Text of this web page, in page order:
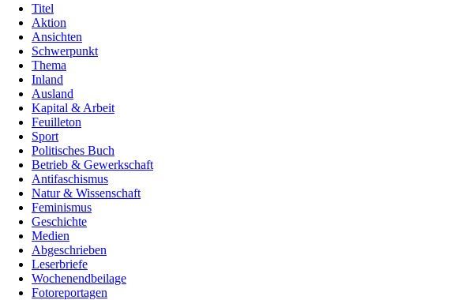
Titel
Aktion
Ansichten
Schwerpunkt
Thema
Inland
Ausland
Kapital & Arbeit
Feuilleton
Sport
Politisches Buch
Betrieb & Gewerkschaft
Antifaschismus
Natur & Wissenschaft
Feminismus
Geschichte
Medien
Abgeschrieben
Leserbriefe
Wochenendbeilage
Fotoreportagen